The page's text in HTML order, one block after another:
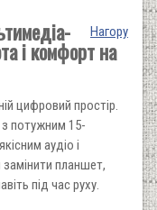
Нагору
і комфорт на
цифровий простір.
з потужним 15-
аудіо і
замінити планшет,
під час руху.